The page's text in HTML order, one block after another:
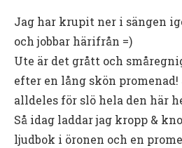
Jag har krupit ner i sängen
och jobbar härifrån =)
Ute är det grått och
efter en lång skön
alldeles för slö hela den här
Så idag laddar jag kropp &
ljudbok i öronen och en